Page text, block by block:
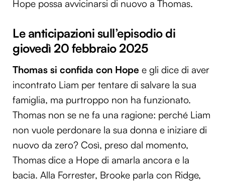
Hope possa avvicinarsi di nuovo a Thomas.
Le anticipazioni sull’episodio di
giovedì 20 febbraio 2025
Thomas si confida con Hope e gli dice di aver
incontrato Liam per tentare di salvare la sua
famiglia, ma purtroppo non ha funzionato.
Thomas non se ne fa una ragione: perché Liam
non vuole perdonare la sua donna e iniziare di
nuovo da zero? Così, preso dal momento,
Thomas dice a Hope di amarla ancora e la
bacia. Alla Forrester, Brooke parla con Ridge,